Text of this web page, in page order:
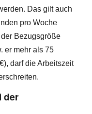
Das gilt auch
pro Woche
Bezugsgröße
er mehr als 75
), darf die Arbeitszeit
der